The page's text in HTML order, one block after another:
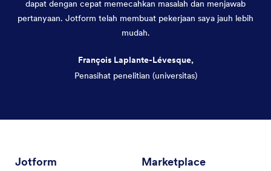
dapat dengan cepat memecahkan masalah dan menjawab
pertanyaan. Jotform telah membuat pekerjaan saya jauh lebih
mudah.
François Laplante-Lévesque,
Penasihat penelitian (universitas)
Jotform Marketplace